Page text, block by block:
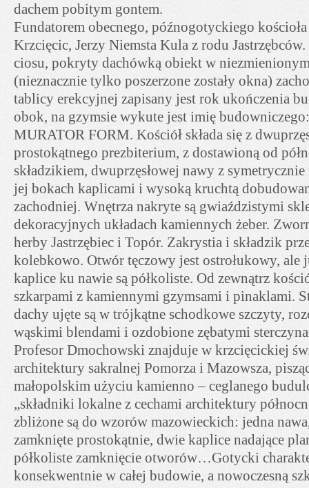
dachem pobitym gontem.
Fundatorem obecnego, późnogotyckiego
Krzcięcic, Jerzy Niemsta Kula z rodu
ciosu, pokryty dachówką obiekt w
(nieznacznie tylko poszerzone zostały okna)
tablicy erekcyjnej zapisany jest rok ukończenia
obok, na gzymsie wykute jest imię
MURATOR FORM. Kościół składa się z
prostokątnego prezbiterium, z dostawioną od
składzikiem, dwuprzęsłowej nawy z
jej bokach kaplicami i wysoką kruchtą
zachodniej. Wnętrza nakryte są gwiaździstymi
dekoracyjnych układach kamiennych żeber.
herby Jastrzębiec i Topór. Zakrystia i składzik
kolebkowo. Otwór tęczowy jest ostrołukowy, ale
kaplice ku nawie są półkoliste. Od zewnątrz
szkarpami z kamiennymi gzymsami i pinaklami.
dachy ujęte są w trójkątne schodkowe szczyty,
wąskimi blendami i ozdobione zębatymi
Profesor Dmochowski znajduje w krzcięcickiej
architektury sakralnej Pomorza i Mazowsza,
małopolskim użyciu kamienno – ceglanego
„składniki lokalne z cechami architektury
zbliżone są do wzorów mazowieckich: jedna
zamknięte prostokątnie, dwie kaplice nadające
półkoliste zamknięcie otworów…Gotycki
konsekwentnie w całej budowie, a nowoczesną